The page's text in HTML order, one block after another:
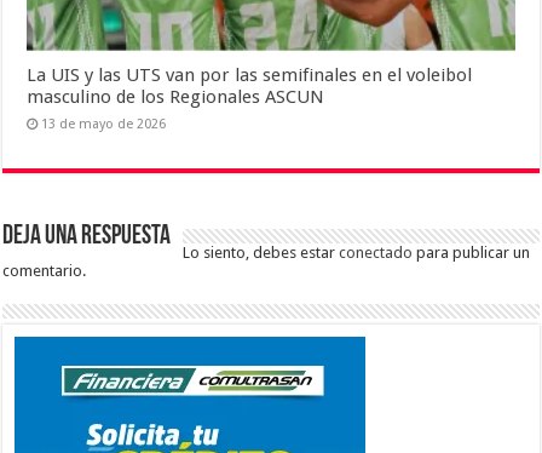
La UIS y las UTS van por las semifinales en el voleibol
masculino de los Regionales ASCUN
13 de mayo de 2026
Deja una respuesta
Lo siento, debes estarconectado para publicar un
comentario.